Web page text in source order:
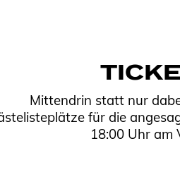
Mittendrin statt nur
für die
18:00 Uhr am